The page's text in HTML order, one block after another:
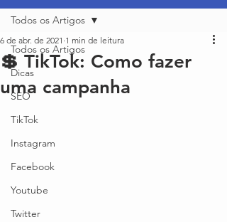
Todos os Artigos
Dicas
SEO
TikTok
Instagram
Facebook
Youtube
Twitter
Todos os Artigos
💲 TikTok: Como fazer
uma campanha
6 de abr. de 2021 1 min de leitura